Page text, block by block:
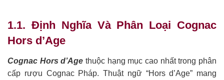
1.1. Định Nghĩa Và Phân Loại Cognac
Hors d’Age
Cognac Hors d’Age thuộc hạng mục cao nhất trong phân
cấp rượu Cognac Pháp. Thuật ngữ “Hors d’Age” mang